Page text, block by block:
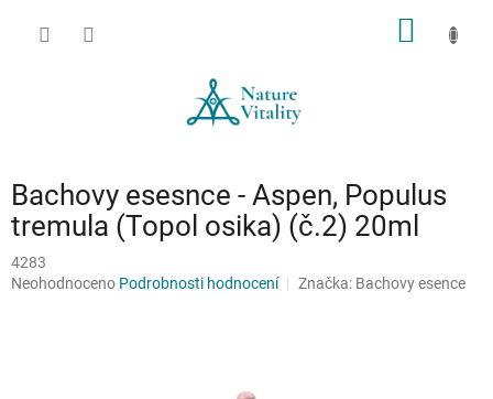
Bachovy esesnce - Aspen, Populus
tremula (Topol osika) (č.2) 20ml
4283
Průměrné
Neohodnoceno Podrobnosti hodnocení Značka: Bachovy esence